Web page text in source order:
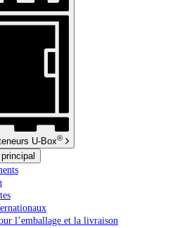
U-Box®
l’emballage et la livraison